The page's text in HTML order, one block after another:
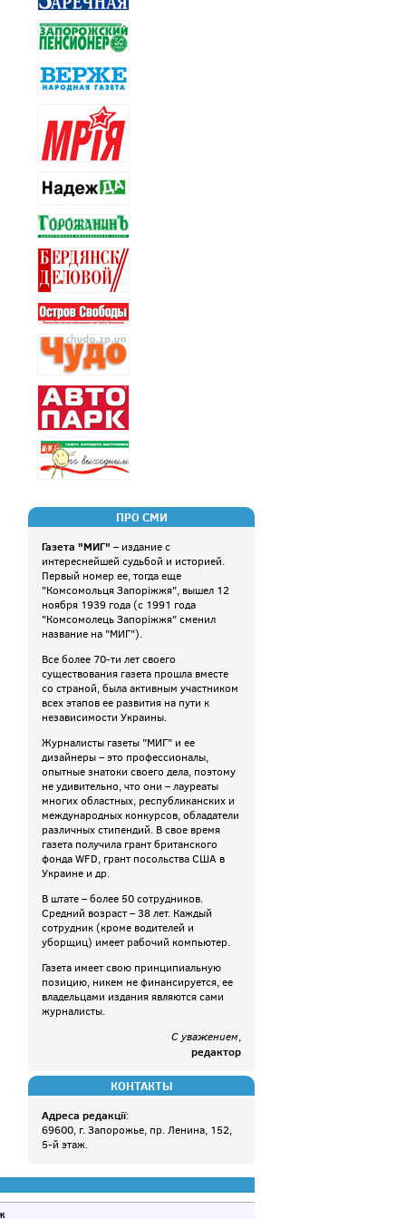
ПРО СМИ
Газета "МИГ" – издание с
интереснейшей судьбой и историей.
Первый номер ее, тогда еще
"Комсомольця Запоріжжя", вышел 12
ноября 1939 года (с 1991 года
"Комсомолець Запоріжжя" сменил
название на "МИГ").
Все более 70-ти лет своего
существования газета прошла вместе
со страной, была активным участником
всех этапов ее развития на пути к
независимости Украины.
Журналисты газеты "МИГ" и ее
дизайнеры – это профессионалы,
опытные знатоки своего дела, поэтому
не удивительно, что они – лауреаты
многих областных, республиканских и
международных конкурсов, обладатели
различных стипендий. В свое время
газета получила грант британского
фонда WFD, грант посольства США в
Украине и др.
В штате – более 50 сотрудников.
Средний возраст – 38 лет. Каждый
сотрудник (кроме водителей и
уборщиц) имеет рабочий компьютер.
Газета имеет свою принципиальную
позицию, никем не финансируется, ее
владельцами издания являются сами
журналисты.
С уважением,
редактор
КОНТАКТЫ
Адреса редакції:
69600, г. Запорожье, пр. Ленина, 152,
5-й этаж.